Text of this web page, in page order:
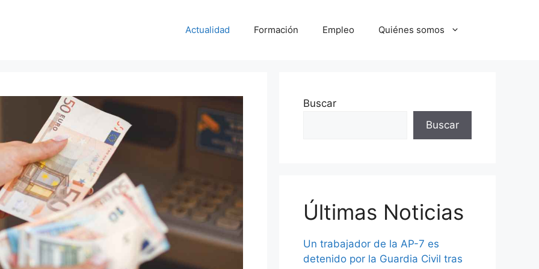
Actualidad Formación Empleo Quiénes somos
Buscar
Buscar
Últimas Noticias
Un trabajador de la AP-7 es
detenido por la Guardia Civil tras